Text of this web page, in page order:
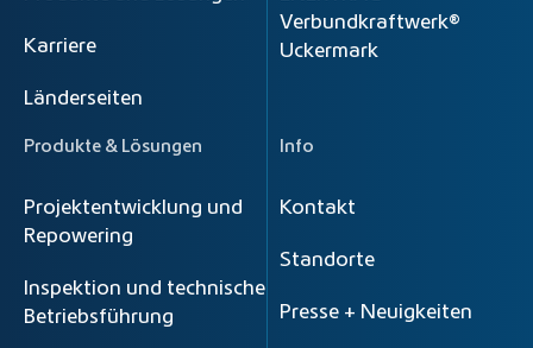
Karriere
Länderseiten
Verbundkraftwerk®
Uckermark
Produkte & Lösungen
Projektentwicklung und
Repowering
Inspektion und technische
Betriebsführung
Info
Kontakt
Standorte
Presse + Neuigkeiten